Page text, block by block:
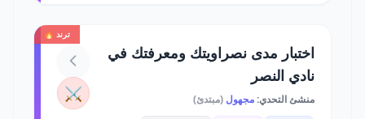
ترند 🔥
اختبار مدى نصراويتك ومعرفتك في
نادي النصر
منشئ التحدي:مجهول (مبتدئ) ⚔️